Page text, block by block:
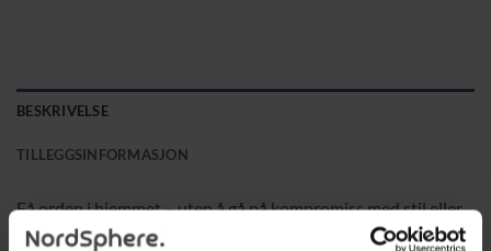
BESKRIVELSE
TILLEGGSINFORMASJON
Få orden i hjemmet – uten å gå på kompromiss med stil eller
komfort.